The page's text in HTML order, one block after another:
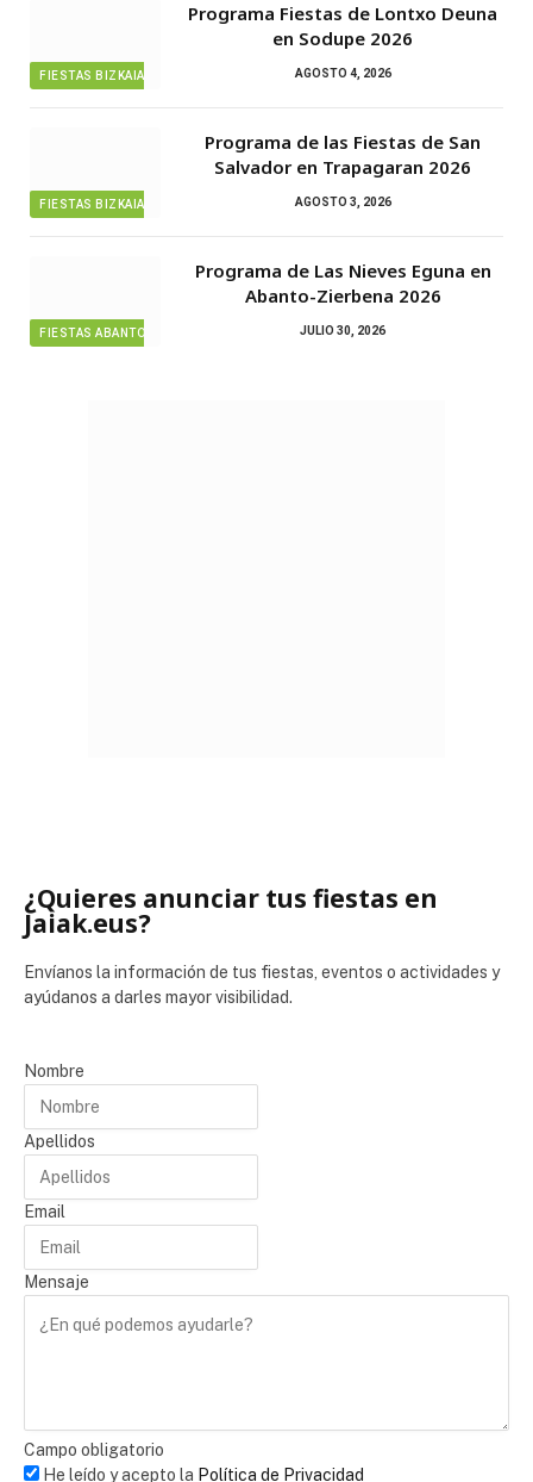
FIESTAS BIZKAIA
Programa Fiestas de Lontxo Deuna
en Sodupe 2026
AGOSTO 4, 2026
FIESTAS BIZKAIA
Programa de las Fiestas de San
Salvador en Trapagaran 2026
AGOSTO 3, 2026
FIESTAS ABANTO ZIERBENA
Programa de Las Nieves Eguna en
Abanto-Zierbena 2026
JULIO 30, 2026
¿Quieres anunciar tus fiestas en
Jaiak.eus?
Envíanos la información de tus fiestas, eventos o actividades y
ayúdanos a darles mayor visibilidad.
Nombre
Apellidos
Email
Mensaje
Campo obligatorio
He leído y acepto la Política de Privacidad